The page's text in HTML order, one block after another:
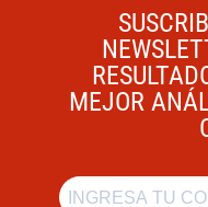
MEJOR